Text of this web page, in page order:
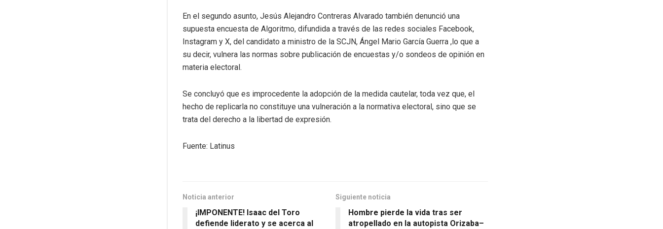
En el segundo asunto, Jesús Alejandro Contreras Alvarado también denunció una
supuesta encuesta de Algoritmo, difundida a través de las redes sociales Facebook,
Instagram y X, del candidato a ministro de la SCJN, Ángel Mario García Guerra ,lo que a
su decir, vulnera las normas sobre publicación de encuestas y/o sondeos de opinión en
materia electoral.
Se concluyó que es improcedente la adopción de la medida cautelar, toda vez que, el
hecho de replicarla no constituye una vulneración a la normativa electoral, sino que se
trata del derecho a la libertad de expresión.
Fuente: Latinus
Noticia anterior
¡IMPONENTE! Isaac del Toro
defiende liderato y se acerca al
Siguiente noticia
Hombre pierde la vida tras ser
atropellado en la autopista Orizaba–